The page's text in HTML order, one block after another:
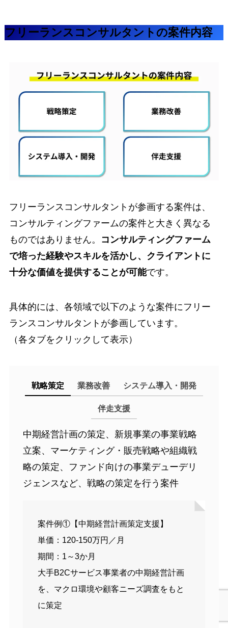
フリーランスコンサルタントの案件内容
フリーランスコンサルタントが参画する案件は、
コンサルティングファームの案件と大きく異なる
ものではありません。
コンサルティングファーム
で培った経験やスキルを活かし、クライアントに
十分な価値を提供することが可能です。
具体的には、各領域で以下のような案件にフリー
ランスコンサルタントが参画しています。
（各タブをクリックして表示）
戦略策定 業務改善 システム導入・開発
伴走支援
中期経営計画の策定、新規事業の事業戦略
立案、マーケティング・販売戦略や組織戦
略の策定、ファンド向けの事業デューデリ
ジェンスなど、戦略の策定を行う案件
案件例①【中期経営計画策定支援】
単価：120-150万円／月
期間：1～3か月
大手B2Cサービス事業者の中期経営計画
を、マクロ環境や顧客ニーズ調査をもと
に策定